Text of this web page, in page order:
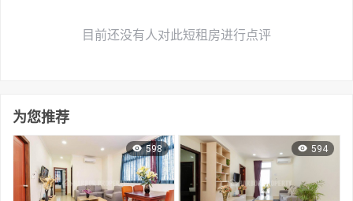
目前还没有人对此短租房进行点评
为您推荐
598 594